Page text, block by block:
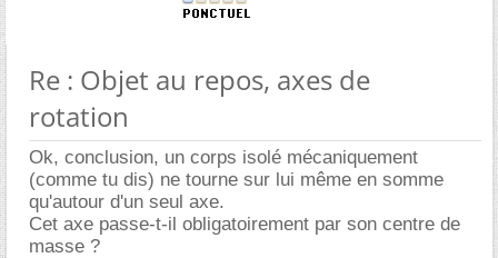
Re : Objet au repos, axes de
rotation
Ok, conclusion, un corps isolé mécaniquement
(comme tu dis) ne tourne sur lui même en somme
qu'autour d'un seul axe.
Cet axe passe-t-il obligatoirement par son centre de
masse ?